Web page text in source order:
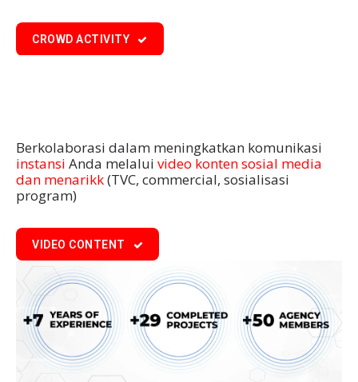
CROWD ACTIVITY
Berkolaborasi dalam meningkatkan komunikasi
instansi Anda melalui video konten sosial media
dan menarikk(TVC, commercial, sosialisasi
program)
VIDEO CONTENT